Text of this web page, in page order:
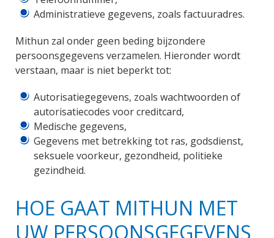
Administratieve gegevens, zoals factuuradres.
Mithun zal onder geen beding bijzondere
persoonsgegevens verzamelen. Hieronder wordt
verstaan, maar is niet beperkt tot:
Autorisatiegegevens, zoals wachtwoorden of
autorisatiecodes voor creditcard,
Medische gegevens,
Gegevens met betrekking tot ras, godsdienst,
seksuele voorkeur, gezondheid, politieke
gezindheid.
HOE GAAT MITHUN MET
UW PERSOONSGEGEVENS